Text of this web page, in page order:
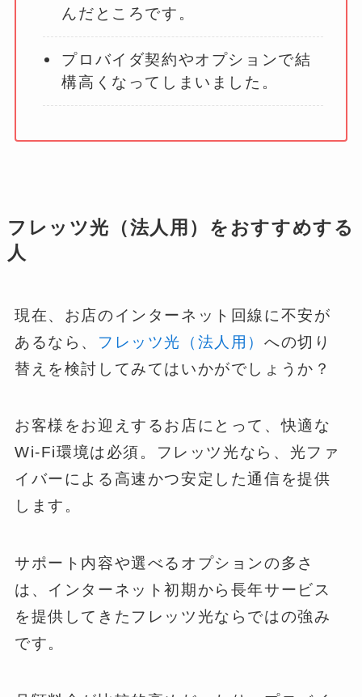
んだところです。
プロバイダ契約やオプションで結
構高くなってしまいました。
フレッツ光（法人用）をおすすめする
人
現在、お店のインターネット回線に不安が
あるなら、 フレッツ光（法人用）への切り
替えを検討してみてはいかがでしょうか？
お客様をお迎えするお店にとって、快適な
Wi-Fi環境は必須。フレッツ光なら、光ファ
イバーによる高速かつ安定した通信を提供
します。
サポート内容や選べるオプションの多さ
は、インターネット初期から長年サービス
を提供してきたフレッツ光ならではの強み
です。